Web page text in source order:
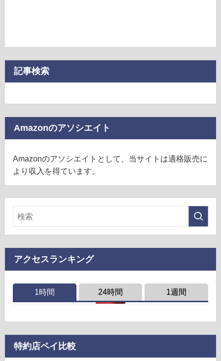
記事検索
Amazonのアソシエイト
Amazonのアソシエイトとして、当サイトは適格販売に
より収入を得ています。
アクセスランキング
1時間 24時間 1週間
特約店ペイ比較